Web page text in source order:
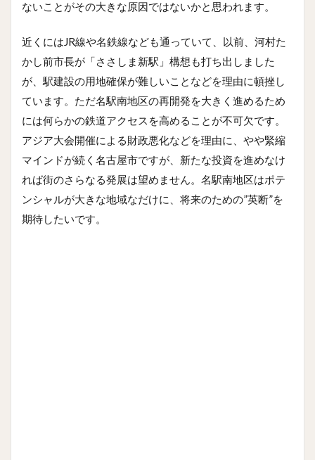
ないことがその大きな原因ではないかと思われます。
近くにはJR線や名鉄線なども通っていて、以前、河村た
かし前市長が「ささしま新駅」構想も打ち出しました
が、駅建設の用地確保が難しいことなどを理由に頓挫し
ています。ただ名駅南地区の再開発を大きく進めるため
には何らかの鉄道アクセスを高めることが不可欠です。
アジア大会開催による財政悪化などを理由に、やや緊縮
マインドが続く名古屋市ですが、新たな投資を進めなけ
れば街のさらなる発展は望めません。名駅南地区はポテ
ンシャルが大きな地域なだけに、将来のための”英断”を
期待したいです。